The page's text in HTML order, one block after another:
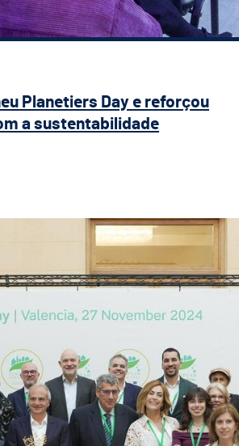
Planetiers Day e reforçou
a sustentabilidade
2026 Guimarães terá ainda